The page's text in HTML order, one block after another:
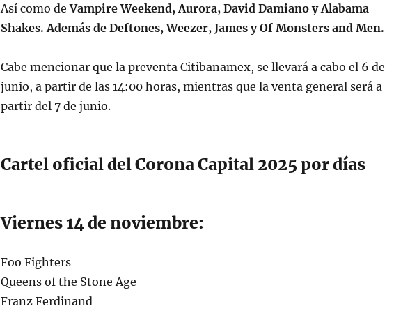
Así como deVampire Weekend, Aurora, David Damiano y Alabama
Shakes. Además de Deftones, Weezer, James y Of Monsters and Men.
Cabe mencionar que la preventa Citibanamex, se llevará a cabo el 6 de
junio, a partir de las 14:00 horas, mientras que la venta general será a
partir del 7 de junio.
Cartel oficial del Corona Capital 2025 por días
Viernes 14 de noviembre:
Foo Fighters
Queens of the Stone Age
Franz Ferdinand